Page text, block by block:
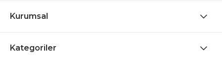
Kurumsal
Kategoriler